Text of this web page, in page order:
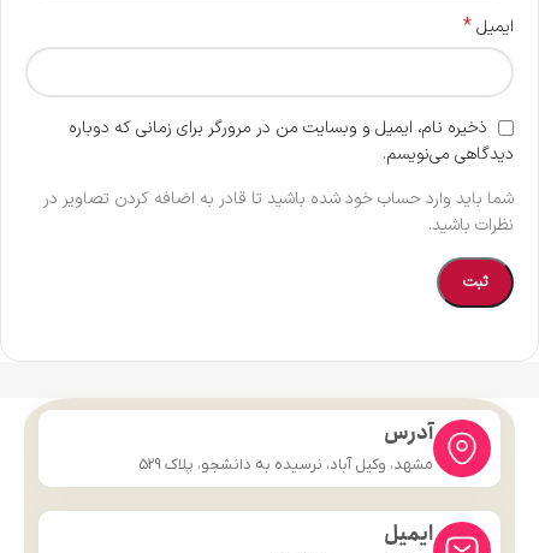
ایمیل*
ذخیره نام، ایمیل و وبسایت من در مرورگر برای زمانی که دوباره
دیدگاهی می‌نویسم.
شما باید وارد حساب خود شده باشید تا قادر به اضافه کردن تصاویر در
نظرات باشید.
آدرس
مشهد، وکیل آباد، نرسیده به دانشجو، پلاک 529
ایمیل